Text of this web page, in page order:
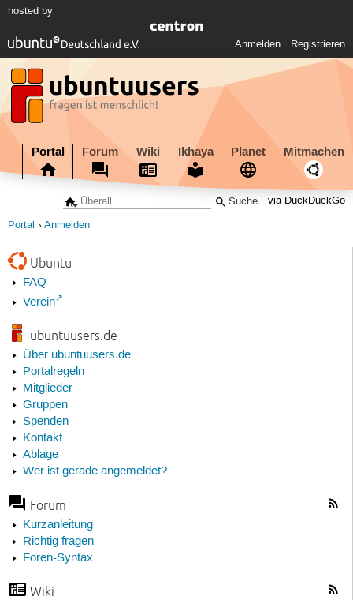
hosted by
Anmelden Registrieren
Portal Forum Wiki Ikhaya Planet Mitmachen
via DuckDuckGo
Portal Anmelden
Ubuntu
FAQ
Verein
ubuntuusers.de
Über ubuntuusers.de
Portalregeln
Mitglieder
Gruppen
Spenden
Kontakt
Ablage
Wer ist gerade angemeldet?
Forum
Kurzanleitung
Richtig fragen
Foren-Syntax
Wiki